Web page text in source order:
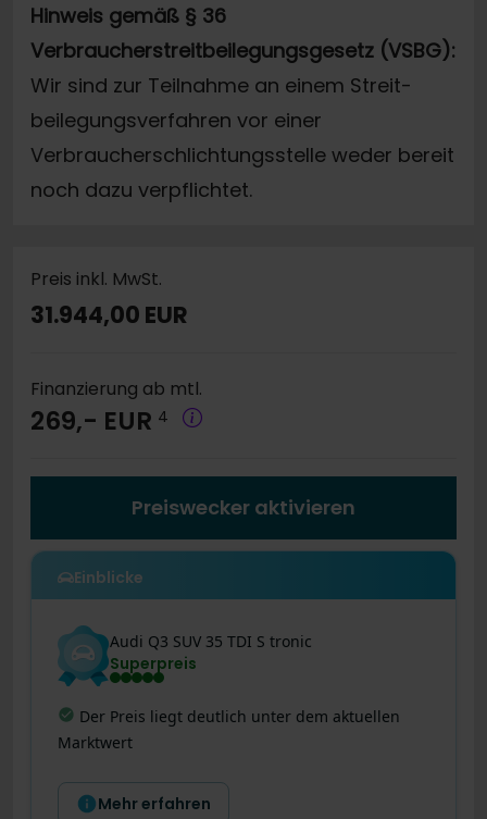
Hinweis gemäß § 36
Verbraucherstreitbeilegungsgesetz (VSBG):
Wir sind zur Teilnahme an einem Streit-
beilegungsverfahren vor einer
Verbraucherschlichtungsstelle weder bereit
noch dazu verpflichtet.
Preis inkl. MwSt.
31.944,00 EUR
Finanzierung ab mtl.
269,- EUR 4
Preiswecker aktivieren
Einblicke
Audi Q3 SUV 35 TDI S tronic
Superpreis
Letzte Preisänderung :Dieses Angebot wurde
gerade noch besser! Der Preis wurde vor 9 Tagen
Mehr erfahren